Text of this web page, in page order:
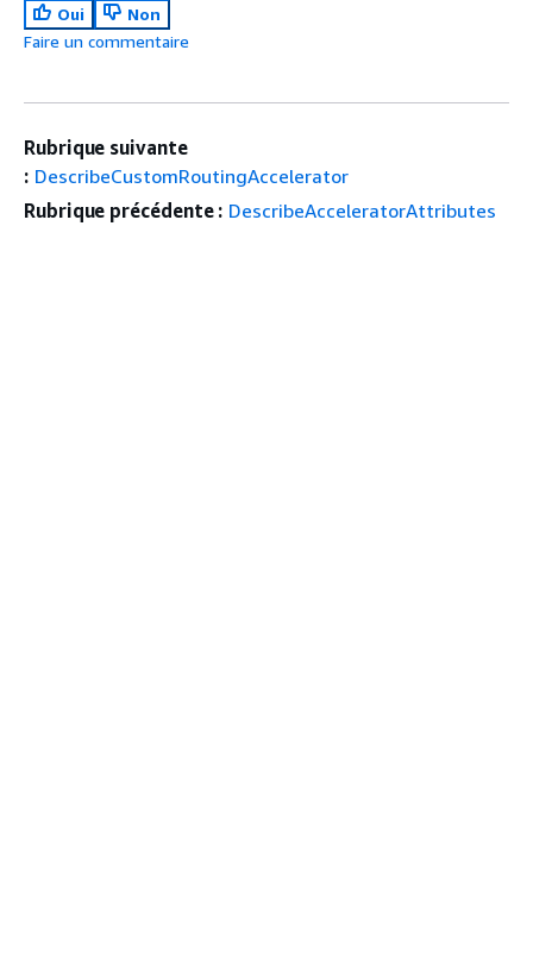
Oui
Non
Faire un commentaire
Rubrique suivante
: DescribeCustomRoutingAccelerator
Rubrique précédente : DescribeAcceleratorAttributes